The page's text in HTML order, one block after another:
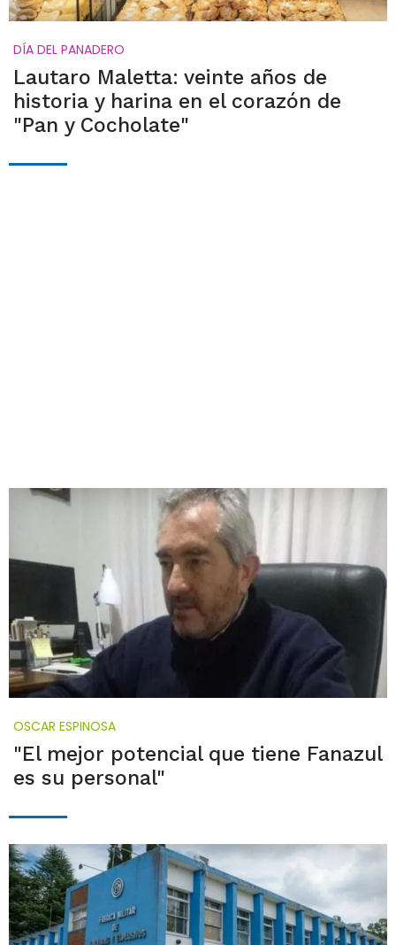
DÍA DEL PANADERO
Lautaro Maletta: veinte años de
historia y harina en el corazón de
"Pan y Cocholate"
OSCAR ESPINOSA
"El mejor potencial que tiene Fanazul
es su personal"